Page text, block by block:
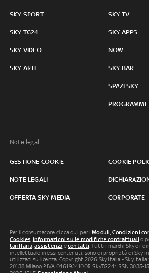
SKY SPORT
SKY TG24
SKY VIDEO
SKY ARTE
SKY TV
SKY APPS
NOW
SKY BAR
SPAZI SKY
PROGRAMMI
Note legali:
GESTIONE COOKIE COOKIE
NOTE LEGALI
OFFERTA SKY MEDIA CORPORATE
Per il consumatore clicca qui per iModuli, Condizioni
Cookies, informazioni sulle modifiche contrattuali o
tariffaria,assistenza econtatti. Tutti i marchi Sky e i
intellettuale in essi contenuti, sono di proprietà di Sky
utilizzati su licenza. Copyright 2026 Sky Italia - Sky Italia
20138 Milano P.IVA 04619241005. SkyTG24: ISSN 3035-